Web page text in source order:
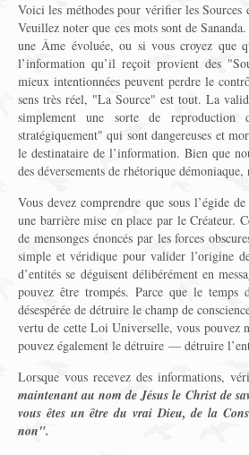
Voici les méthodes pour vérifier les Sources
Veuillez noter que ces mots sont de
une Âme évoluée, ou si vous croyez que
l’information qu’il reçoit provient des
mieux intentionnées peuvent perdre le
sens très réel, "La Source" est tout. La
simplement une sorte de reproduction
stratégiquement" qui sont dangereuses et
le destinataire de l’information. Bien que
des déversements de rhétorique
Vous devez comprendre que sous l’égide
une barrière mise en place par le Créateur.
de mensonges énoncés par les forces
simple et véridique pour valider l’origine
d’entités se déguisent délibérément en
pouvez être trompés. Parce que le temps
désespérée de détruire le champ de
vertu de cette Loi Universelle, vous pouvez
pouvez également le détruire — détruire
Lorsque vous recevez des informations,
maintenant au nom de Jésus le Christ de
vous êtes un être du vrai Dieu, de la
non".